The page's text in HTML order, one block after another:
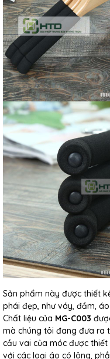
Sản phẩm này được thiết
phái đẹp, như váy, đầm,
Chất liệu của MG-C003
mà chúng tôi đang đưa ra
cầu vai của móc được
với các loại áo có lông,